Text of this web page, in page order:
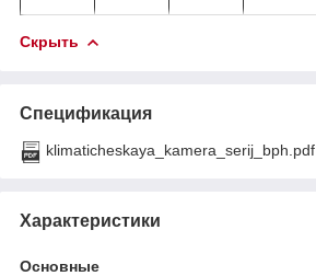
Скрыть
Спецификация
klimaticheskaya_kamera_serij_bph.pdf
Характеристики
Основные